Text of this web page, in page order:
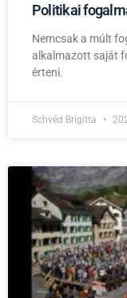
Politikai
Nemcsak a múlt
alkalmazott saját
érteni.
Schvéd Brigitta